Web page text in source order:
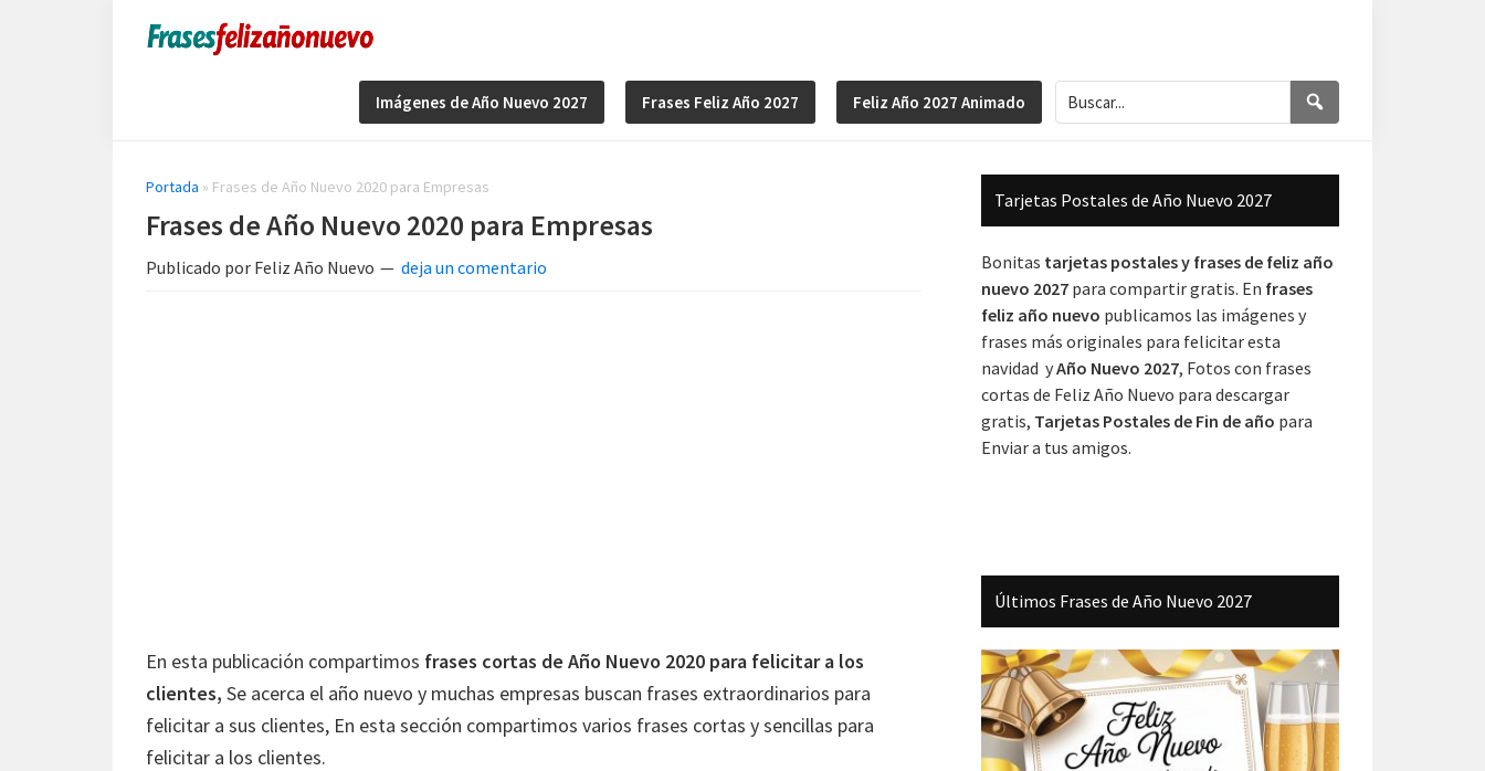
Año
Nuevo
nuevo
Imágenes de Año Nuevo 2027 Frases Feliz Año 2027 Feliz Año 2027 Animado
Buscar...
Portada » Frases de Año Nuevo 2020 para Empresas
Frases de Año Nuevo 2020 para Empresas
Publicado por Feliz Año Nuevo deja un comentario
En esta publicación compartimos frases cortas de Año Nuevo 2020 para felicitar a los
clientes, Se acerca el año nuevo y muchas empresas buscan frases extraordinarios para
felicitar a sus clientes, En esta sección compartimos varios frases cortas y sencillas para
felicitar a los clientes.
Barra
lateral
principal
Tarjetas Postales de Año Nuevo 2027
Bonitas tarjetas postales y frases de feliz año
nuevo 2027 para compartir gratis. En frases
feliz año nuevo publicamos las imágenes y
frases más originales para felicitar esta
navidad yAño Nuevo 2027, Fotos con frases
cortas de Feliz Año Nuevo para descargar
gratis, Tarjetas Postales de Fin de año para
Enviar a tus amigos.
Últimos Frases de Año Nuevo 2027